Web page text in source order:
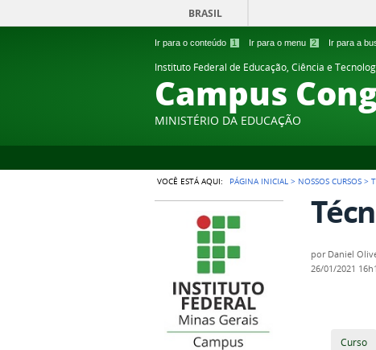
Ir para o conteúdo 1 Ir para o menu 2 Ir para a
BRASIL
Instituto Federal de Educação, Ciência e
Campus
MINISTÉRIO DA EDUCAÇÃO
VOCÊ ESTÁ AQUI: PÁGINA INICIAL > NOSSOS CURSOS >
por Daniel
26/01/2021
Curso